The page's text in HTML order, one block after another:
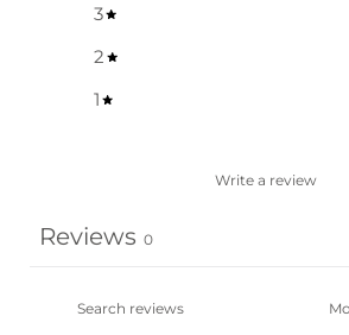
3
2
1
Write a review
Reviews 0